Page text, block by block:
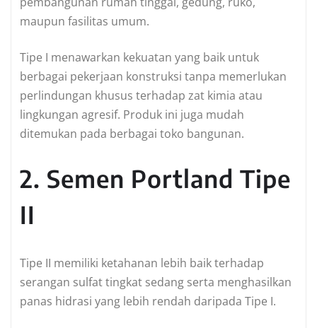
maupun fasilitas umum.
Tipe I menawarkan kekuatan yang baik untuk
berbagai pekerjaan konstruksi tanpa memerlukan
perlindungan khusus terhadap zat kimia atau
lingkungan agresif. Produk ini juga mudah
ditemukan pada berbagai toko bangunan.
2. Semen Portland Tipe
II
Tipe II memiliki ketahanan lebih baik terhadap
serangan sulfat tingkat sedang serta menghasilkan
panas hidrasi yang lebih rendah daripada Tipe I.